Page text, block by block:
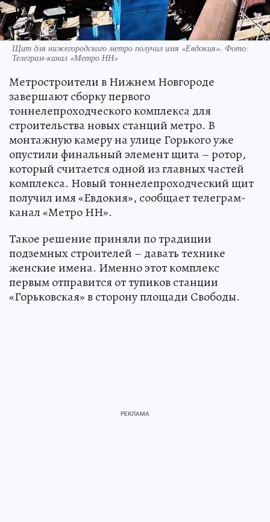
Щит для нижегородского метро получил имя «Евдокия». Фото:
Телеграм-канал «Метро НН»
Метростроители в Нижнем Новгороде
завершают сборку первого
тоннелепроходческого комплекса для
строительства новых станций метро. В
монтажную камеру на улице Горького уже
опустили финальный элемент щита – ротор,
который считается одной из главных частей
комплекса. Новый тоннелепроходческий щит
получил имя «Евдокия», сообщает телеграм-
канал «Метро НН».
Такое решение приняли по традиции
подземных строителей – давать технике
женские имена. Именно этот комплекс
первым отправится от тупиков станции
«Горьковская» в сторону площади Свободы.